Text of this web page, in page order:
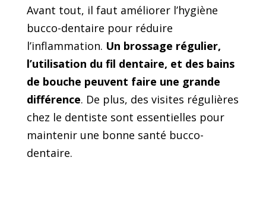
Avant tout, il faut améliorer l’hygiène
bucco-dentaire pour réduire
l’inflammation. Un brossage régulier,
l’utilisation du fil dentaire, et des bains
de bouche peuvent faire une grande
différence. De plus, des visites régulières
chez le dentiste sont essentielles pour
maintenir une bonne santé bucco-
dentaire.